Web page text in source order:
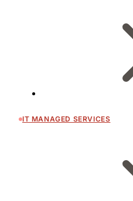
IT MANAGED SERVICES